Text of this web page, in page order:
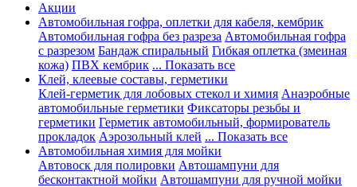
Акции
Автомобильная гофра, оплетки для кабеля, кембрик
Автомобильная гофра без разреза Автомобильная гофра
с разрезом Бандаж спиральный Гибкая оплетка (змеиная
кожа) ПВХ кембрик ... Показать все
Клей, клеевые составы, герметики
Клей-герметик для лобовых стекол и химия Анаэробные
автомобильные герметики Фиксаторы резьбы и
герметики Герметик автомобильный, формирователь
прокладок Аэрозольный клей ... Показать все
Автомобильная химия для мойки
Автовоск для полировки Автошампуни для
бесконтактной мойки Автошампуни для ручной мойки